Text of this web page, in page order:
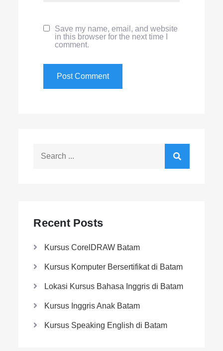
Save my name, email, and website
in this browser for the next time I
comment.
Recent Posts
Kursus CorelDRAW Batam
Kursus Komputer Bersertifikat di Batam
Lokasi Kursus Bahasa Inggris di Batam
Kursus Inggris Anak Batam
Kursus Speaking English di Batam